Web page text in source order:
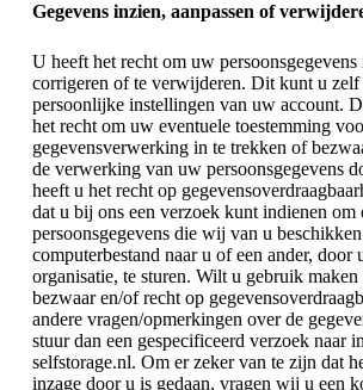
Gegevens inzien, aanpassen of
U heeft het recht om uw persoonsgegevens
corrigeren of te verwijderen. Dit kunt u zelf
persoonlijke instellingen van uw account.
het recht om uw eventuele toestemming
gegevensverwerking in te trekken of
de verwerking van uw persoonsgegevens
heeft u het recht op
dat u bij ons een verzoek kunt indienen om
persoonsgegevens die wij van u
computerbestand naar u of een ander, door
organisatie, te sturen. Wilt u gebruik
bezwaar en/of recht op
andere vragen/opmerkingen over de
stuur dan een gespecificeerd verzoek naar
selfstorage.nl. Om er zeker van te zijn dat
inzage door u is gedaan, vragen wij u een